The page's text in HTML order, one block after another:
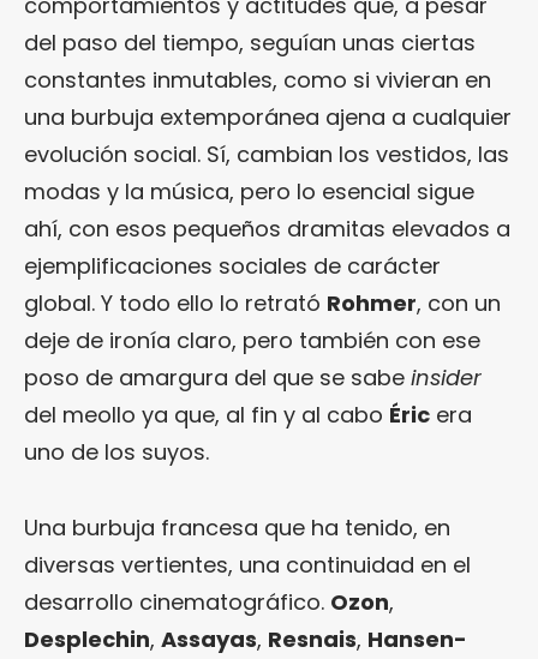
del paso del tiempo, seguían unas ciertas
constantes inmutables, como si vivieran en
una burbuja extemporánea ajena a cualquier
evolución social. Sí, cambian los vestidos, las
modas y la música, pero lo esencial sigue
ahí, con esos pequeños dramitas elevados a
ejemplificaciones sociales de carácter
global. Y todo ello lo retrató Rohmer, con un
deje de ironía claro, pero también con ese
poso de amargura del que se sabe insider
del meollo ya que, al fin y al cabo Éric era
uno de los suyos.
Una burbuja francesa que ha tenido, en
diversas vertientes, una continuidad en el
desarrollo cinematográfico. Ozon,
Desplechin, Assayas, Resnais, Hansen-